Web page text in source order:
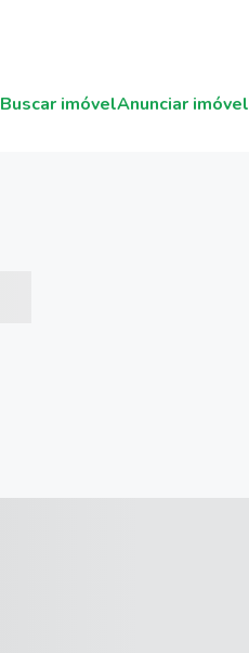
Buscar imóvelAnunciar imóvel